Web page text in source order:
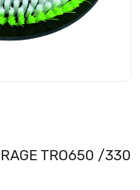
TRO650 /330